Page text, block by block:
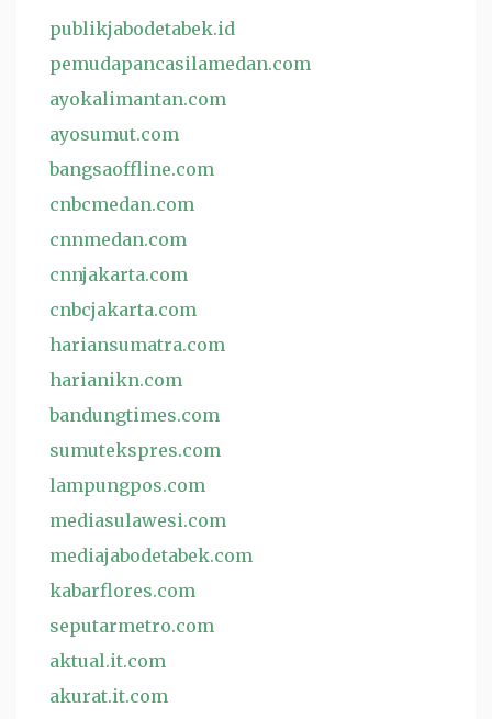
publikjabodetabek.id
pemudapancasilamedan.com
ayokalimantan.com
ayosumut.com
bangsaoffline.com
cnbcmedan.com
cnnmedan.com
cnnjakarta.com
cnbcjakarta.com
hariansumatra.com
harianikn.com
bandungtimes.com
sumutekspres.com
lampungpos.com
mediasulawesi.com
mediajabodetabek.com
kabarflores.com
seputarmetro.com
aktual.it.com
akurat.it.com